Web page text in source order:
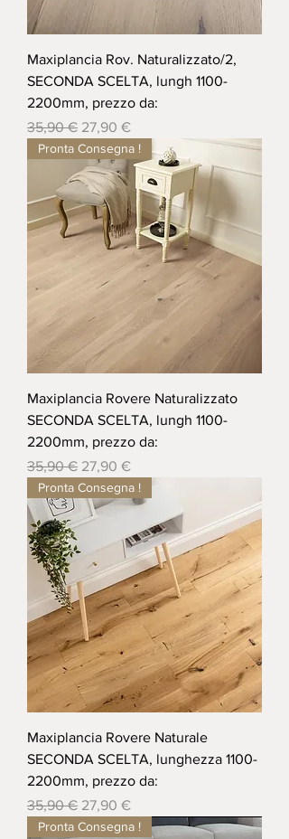
Maxiplancia Rov. Naturalizzato/2,
SECONDA SCELTA, lungh 1100-
2200mm, prezzo da:
Prezzo regolare
35,90 € Prezzo scontato
27,90 €
Pronta Consegna !
Maxiplancia Rovere Naturalizzato
SECONDA SCELTA, lungh 1100-
2200mm, prezzo da:
Prezzo regolare
35,90 € Prezzo scontato
27,90 €
Pronta Consegna !
Maxiplancia Rovere Naturale
SECONDA SCELTA, lunghezza 1100-
2200mm, prezzo da:
Prezzo regolare
35,90 € Prezzo scontato
27,90 €
Pronta Consegna !